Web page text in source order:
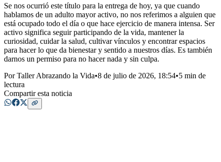
Se nos ocurrió este título para la entrega de hoy, ya que cuando
hablamos de un adulto mayor activo, no nos referimos a alguien que
está ocupado todo el día o que hace ejercicio de manera intensa. Ser
activo significa seguir participando de la vida, mantener la
curiosidad, cuidar la salud, cultivar vínculos y encontrar espacios
para hacer lo que da bienestar y sentido a nuestros días. Es también
darnos un permiso para no hacer nada y sin culpa.
PorTaller Abrazando la Vida•8 de julio de 2026, 18:54•5 min de
lectura
Compartir esta noticia